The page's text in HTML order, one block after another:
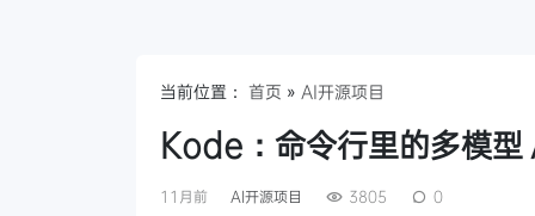
当前位置： 首页 » AI开源项目
Kode：命令行里的多模型
11月前 AI开源项目 3805 0